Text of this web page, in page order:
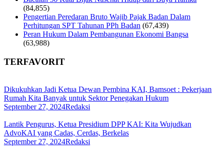
(84,855)
Pengertian Peredaran Bruto Wajib Pajak Badan Dalam
Perhitungan SPT Tahunan PPh Badan (67,439)
Peran Hukum Dalam Pembangunan Ekonomi Bangsa
(63,988)
TERFAVORIT
Dikukuhkan Jadi Ketua Dewan Pembina KAI, Bamsoet : Pekerjaan
Rumah Kita Banyak untuk Sektor Penegakan Hukum
September 27, 2024Redaksi
Lantik Pengurus, Ketua Presidium DPP KAI: Kita Wujudkan
AdvoKAI yang Cadas, Cerdas, Berkelas
September 27, 2024Redaksi